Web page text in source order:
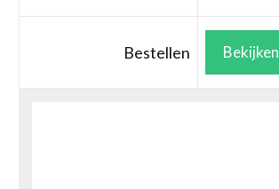
Bestellen Bekijken